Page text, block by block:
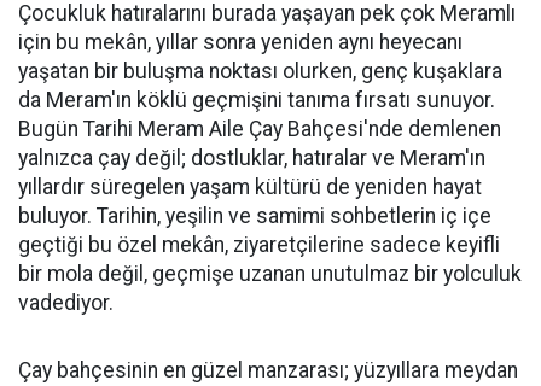
Çocukluk hatıralarını burada yaşayan pek çok Meramlı
için bu mekân, yıllar sonra yeniden aynı heyecanı
yaşatan bir buluşma noktası olurken, genç kuşaklara
da Meram'ın köklü geçmişini tanıma fırsatı sunuyor.
Bugün Tarihi Meram Aile Çay Bahçesi'nde demlenen
yalnızca çay değil; dostluklar, hatıralar ve Meram'ın
yıllardır süregelen yaşam kültürü de yeniden hayat
buluyor. Tarihin, yeşilin ve samimi sohbetlerin iç içe
geçtiği bu özel mekân, ziyaretçilerine sadece keyifli
bir mola değil, geçmişe uzanan unutulmaz bir yolculuk
vadediyor.
Çay bahçesinin en güzel manzarası; yüzyıllara meydan